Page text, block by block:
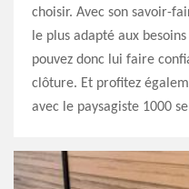
choisir. Avec son savoir-
le plus adapté aux
pouvez donc lui faire
clôture. Et profitez
avec le paysagiste 1000